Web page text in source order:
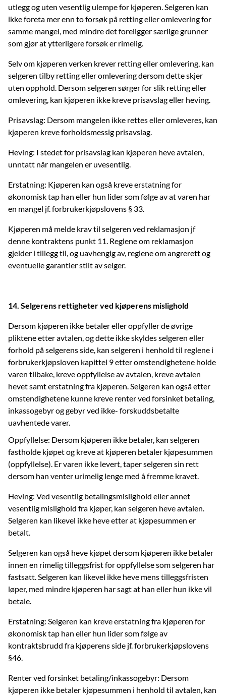
utlegg og uten vesentlig ulempe for kjøperen. Selgeren kan
ikke foreta mer enn to forsøk på retting eller omlevering for
samme mangel, med mindre det foreligger særlige grunner
som gjør at ytterligere forsøk er rimelig.
Selv om kjøperen verken krever retting eller omlevering, kan
selgeren tilby retting eller omlevering dersom dette skjer
uten opphold. Dersom selgeren sørger for slik retting eller
omlevering, kan kjøperen ikke kreve prisavslag eller heving.
Prisavslag: Dersom mangelen ikke rettes eller omleveres, kan
kjøperen kreve forholdsmessig prisavslag.
Heving: I stedet for prisavslag kan kjøperen heve avtalen,
unntatt når mangelen er uvesentlig.
Erstatning: Kjøperen kan også kreve erstatning for
økonomisk tap han eller hun lider som følge av at varen har
en mangel jf. forbrukerkjøpslovens § 33.
Kjøperen må melde krav til selgeren ved reklamasjon jf
denne kontraktens punkt 11. Reglene om reklamasjon
gjelder i tillegg til, og uavhengig av, reglene om angrerett og
eventuelle garantier stilt av selger.
14. Selgerens rettigheter ved kjøperens mislighold
Dersom kjøperen ikke betaler eller oppfyller de øvrige
pliktene etter avtalen, og dette ikke skyldes selgeren eller
forhold på selgerens side, kan selgeren i henhold til reglene i
forbrukerkjøpsloven kapittel 9 etter omstendighetene holde
varen tilbake, kreve oppfyllelse av avtalen, kreve avtalen
hevet samt erstatning fra kjøperen. Selgeren kan også etter
omstendighetene kunne kreve renter ved forsinket betaling,
inkassogebyr og gebyr ved ikke- forskuddsbetalte
uavhentede varer.
Oppfyllelse: Dersom kjøperen ikke betaler, kan selgeren
fastholde kjøpet og kreve at kjøperen betaler kjøpesummen
(oppfyllelse). Er varen ikke levert, taper selgeren sin rett
dersom han venter urimelig lenge med å fremme kravet.
Heving: Ved vesentlig betalingsmislighold eller annet
vesentlig mislighold fra kjøper, kan selgeren heve avtalen.
Selgeren kan likevel ikke heve etter at kjøpesummen er
betalt.
Selgeren kan også heve kjøpet dersom kjøperen ikke betaler
innen en rimelig tilleggsfrist for oppfyllelse som selgeren har
fastsatt. Selgeren kan likevel ikke heve mens tilleggsfristen
løper, med mindre kjøperen har sagt at han eller hun ikke vil
betale.
Erstatning: Selgeren kan kreve erstatning fra kjøperen for
økonomisk tap han eller hun lider som følge av
kontraktsbrudd fra kjøperens side jf. forbrukerkjøpslovens
§46.
Renter ved forsinket betaling/inkassogebyr: Dersom
kjøperen ikke betaler kjøpesummen i henhold til avtalen, kan